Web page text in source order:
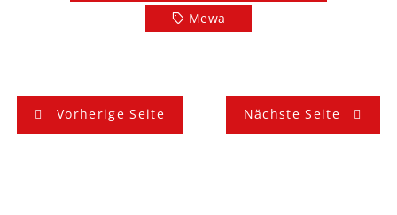
Mewa
B
e
Vorherige Seite Nächste Seite